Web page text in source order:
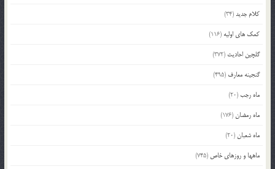
کلام جدید(34)
کمک های اولیه (116)
گلچین احادیث (372)
گنجینه معارف (495)
ماه رجب(20)
ماه رمضان(176)
ماه شعبان(20)
ماهها و روزهای خاص (745)